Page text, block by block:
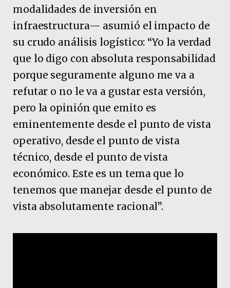
modalidades de inversión en
infraestructura— asumió el impacto de
su crudo análisis logístico: “Yo la verdad
que lo digo con absoluta responsabilidad
porque seguramente alguno me va a
refutar o no le va a gustar esta versión,
pero la opinión que emito es
eminentemente desde el punto de vista
operativo, desde el punto de vista
técnico, desde el punto de vista
económico. Este es un tema que lo
tenemos que manejar desde el punto de
vista absolutamente racional”.